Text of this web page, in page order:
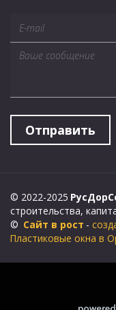
Отправить
© 2022-2025
строительства,
© Сайт в рост -
Пластиковые окна в